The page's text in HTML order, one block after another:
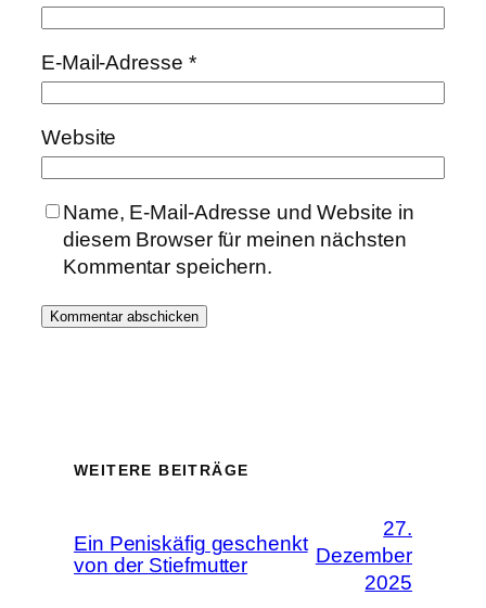
E-Mail-Adresse *
Website
Name, E-Mail-Adresse und Website in
diesem Browser für meinen nächsten
Kommentar speichern.
WEITERE BEITRÄGE
Ein Peniskäfig geschenkt
von der Stiefmutter
27.
Dezember
2025